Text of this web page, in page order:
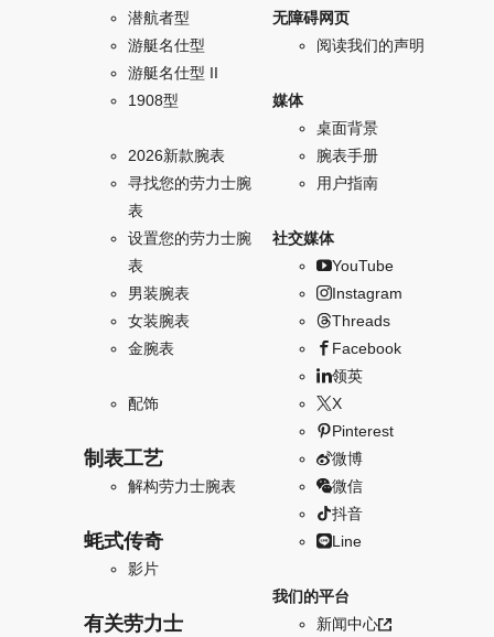
潜航者型
游艇名仕型
游艇名仕型 II
1908型
2026新款腕表
寻找您的劳力士腕
表
设置您的劳力士腕
表
男装腕表
女装腕表
金腕表
配饰
制表工艺
解构劳力士腕表
蚝式传奇
影片
有关劳力士
无障碍网页
阅读我们的声明
媒体
桌面背景
腕表手册
用户指南
社交媒体
YouTube
Instagram
Threads
Facebook
领英
X
Pinterest
微博
微信
抖音
Line
我们的平台
新闻中心